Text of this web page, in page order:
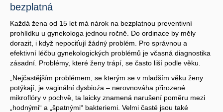
bezplatná
Každá žena od 15 let má nárok na bezplatnou preventivní
prohlídku u gynekologa jednou ročně. Do ordinace by měly
dorazit, i když nepociťují žádný problém. Pro správnou a
efektivní léčbu gynekologických problémů je včasná diagnostika
zásadní. Problémy, které ženy trápí, se často liší podle věku.
„Nejčastějším problémem, se kterým se v mladším věku ženy
potýkají, je vaginální dysbioźa – nerovnováha přirozené
mikroflóry v pochvě, ta laicky znamená narušení poměru mezi
„hodnými“ a „špatnými“ bakteriemi. Velmi časté jsou také